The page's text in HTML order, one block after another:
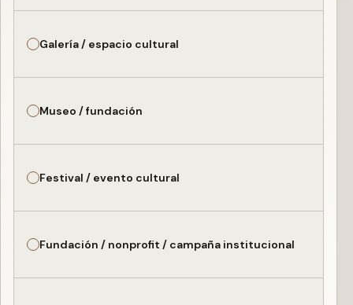
Galería / espacio cultural
Museo / fundación
Festival / evento cultural
Fundación / nonprofit / campaña institucional